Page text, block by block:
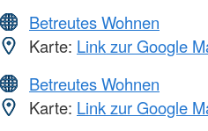
Betreutes Wohnen
Karte: Link zur Google
Betreutes Wohnen
Karte: Link zur Google